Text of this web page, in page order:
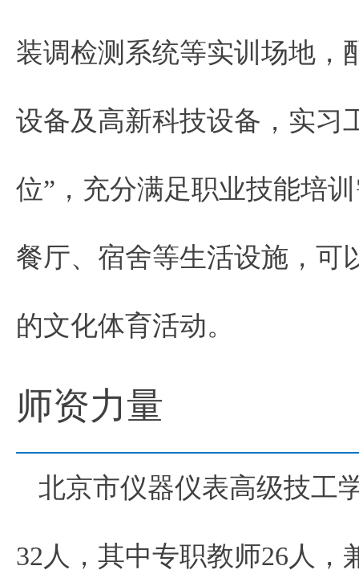
装调检测系统等实训场地，
设备及高新科技设备，实习
位”，充分满足职业技能培
餐厅、宿舍等生活设施，可
的文化体育活动。
师资力量
北京市仪器仪表高级技工
32人，其中专职教师26人